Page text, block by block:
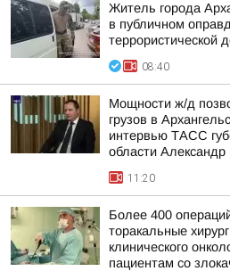
Житель города
в публичном
террористической
08:40
Мощности ж/д
грузов в
интервью ТАСС
области
11:20
Более 400
торакальные
клинического
пациентам со